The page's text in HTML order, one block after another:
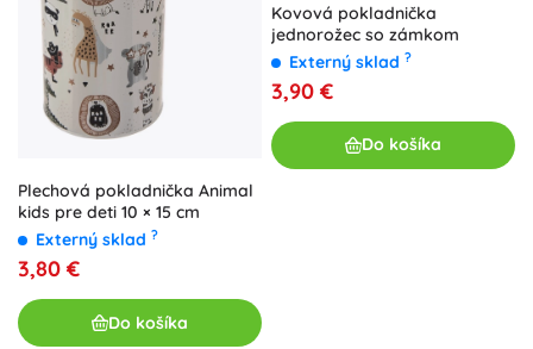
Plechová pokladnička Animal
kids pre deti 10 × 15 cm
Externý sklad ?
3,80 €
Do košíka
Kovová pokladnička
jednorožec so zámkom
Externý sklad ?
3,90 €
Do košíka